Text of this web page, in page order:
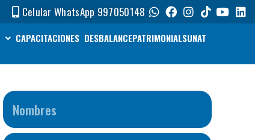
Celular WhatsApp 997050148
CAPACITACIONES DESBALANCEPATRIMONIALSUNAT